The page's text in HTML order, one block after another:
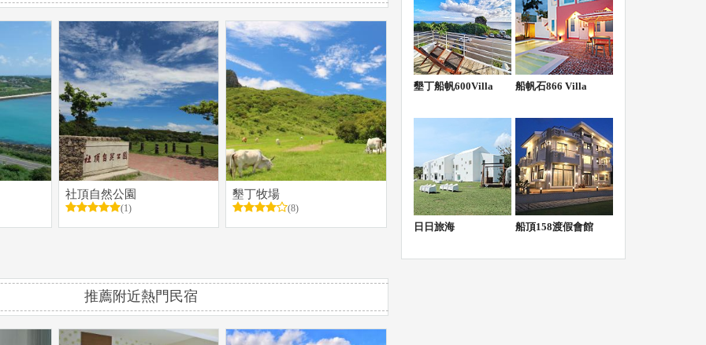
社頂自然公園
(1)
墾丁牧場
(8)
推薦附近熱門民宿
墾丁船帆600Villa 船帆石866 Villa
日日旅海 船頂158渡假會館